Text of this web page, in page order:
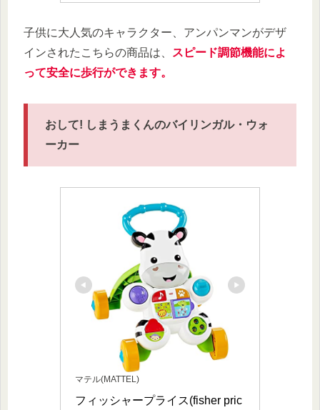
子供に大人気のキャラクター、アンパンマンがデザ
インされたこちらの商品は、
スピード調節機能によ
って安全に歩行ができます。
おして! しまうまくんのバイリンガル・ウォ
ーカー
マテル(MATTEL)
フィッシャープライス(fisher pric